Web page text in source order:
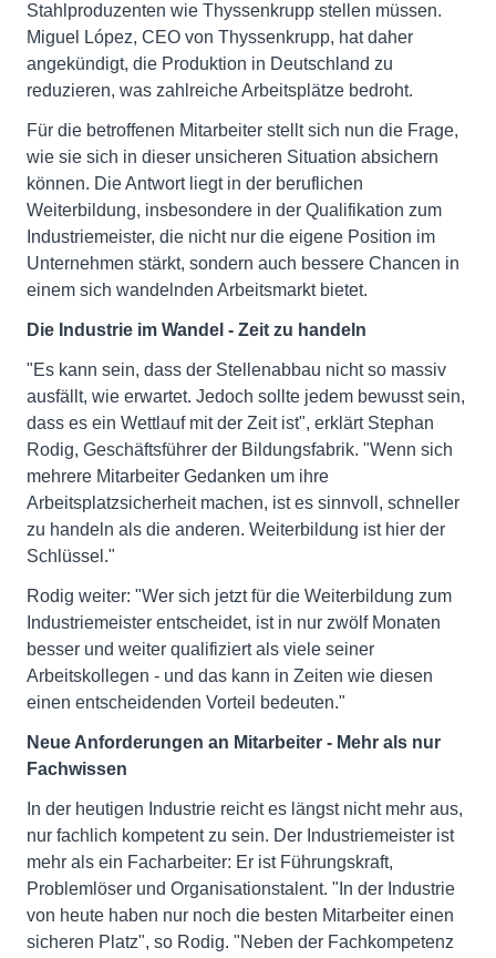
Stahlproduzenten wie Thyssenkrupp stellen müssen.
Miguel López, CEO von Thyssenkrupp, hat daher
angekündigt, die Produktion in Deutschland zu
reduzieren, was zahlreiche Arbeitsplätze bedroht.
Für die betroffenen Mitarbeiter stellt sich nun die Frage,
wie sie sich in dieser unsicheren Situation absichern
können. Die Antwort liegt in der beruflichen
Weiterbildung, insbesondere in der Qualifikation zum
Industriemeister, die nicht nur die eigene Position im
Unternehmen stärkt, sondern auch bessere Chancen in
einem sich wandelnden Arbeitsmarkt bietet.
Die Industrie im Wandel - Zeit zu handeln
"Es kann sein, dass der Stellenabbau nicht so massiv
ausfällt, wie erwartet. Jedoch sollte jedem bewusst sein,
dass es ein Wettlauf mit der Zeit ist", erklärt Stephan
Rodig, Geschäftsführer der Bildungsfabrik. "Wenn sich
mehrere Mitarbeiter Gedanken um ihre
Arbeitsplatzsicherheit machen, ist es sinnvoll, schneller
zu handeln als die anderen. Weiterbildung ist hier der
Schlüssel."
Rodig weiter: "Wer sich jetzt für die Weiterbildung zum
Industriemeister entscheidet, ist in nur zwölf Monaten
besser und weiter qualifiziert als viele seiner
Arbeitskollegen - und das kann in Zeiten wie diesen
einen entscheidenden Vorteil bedeuten."
Neue Anforderungen an Mitarbeiter - Mehr als nur
Fachwissen
In der heutigen Industrie reicht es längst nicht mehr aus,
nur fachlich kompetent zu sein. Der Industriemeister ist
mehr als ein Facharbeiter: Er ist Führungskraft,
Problemlöser und Organisationstalent. "In der Industrie
von heute haben nur noch die besten Mitarbeiter einen
sicheren Platz", so Rodig. "Neben der Fachkompetenz